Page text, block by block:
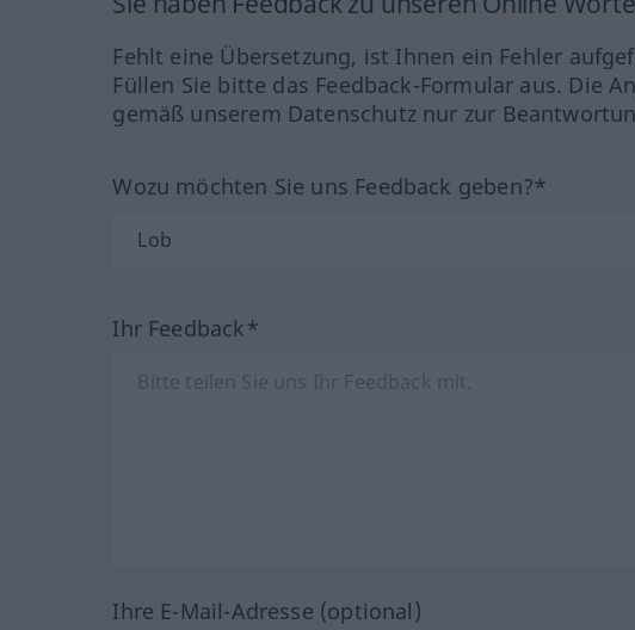
Fehlt eine Übersetzung, ist Ihnen ein Fehler
Füllen Sie bitte das Feedback-Formular aus. Die
gemäß unserem Datenschutz nur zur
Wozu möchten Sie uns Feedback geben?*
Ihr Feedback*
Ihre E-Mail-Adresse (optional)